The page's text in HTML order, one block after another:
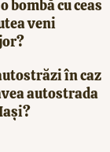
bombă cu ceas
veni
în caz
autostrada